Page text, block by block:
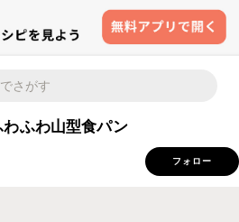
ふわ山型食パン
フォロー